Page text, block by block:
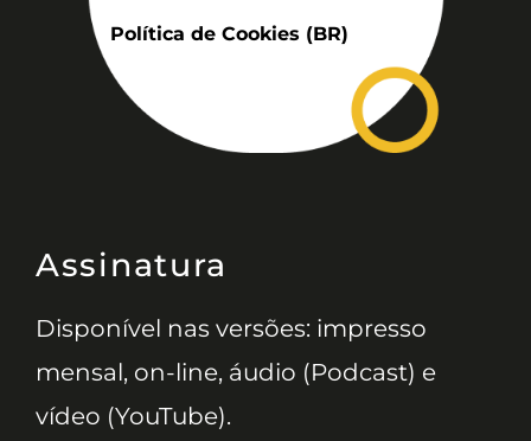
Política de Cookies (BR)
Assinatura
Disponível nas versões: impresso
mensal, on-line, áudio (Podcast) e
vídeo (YouTube).